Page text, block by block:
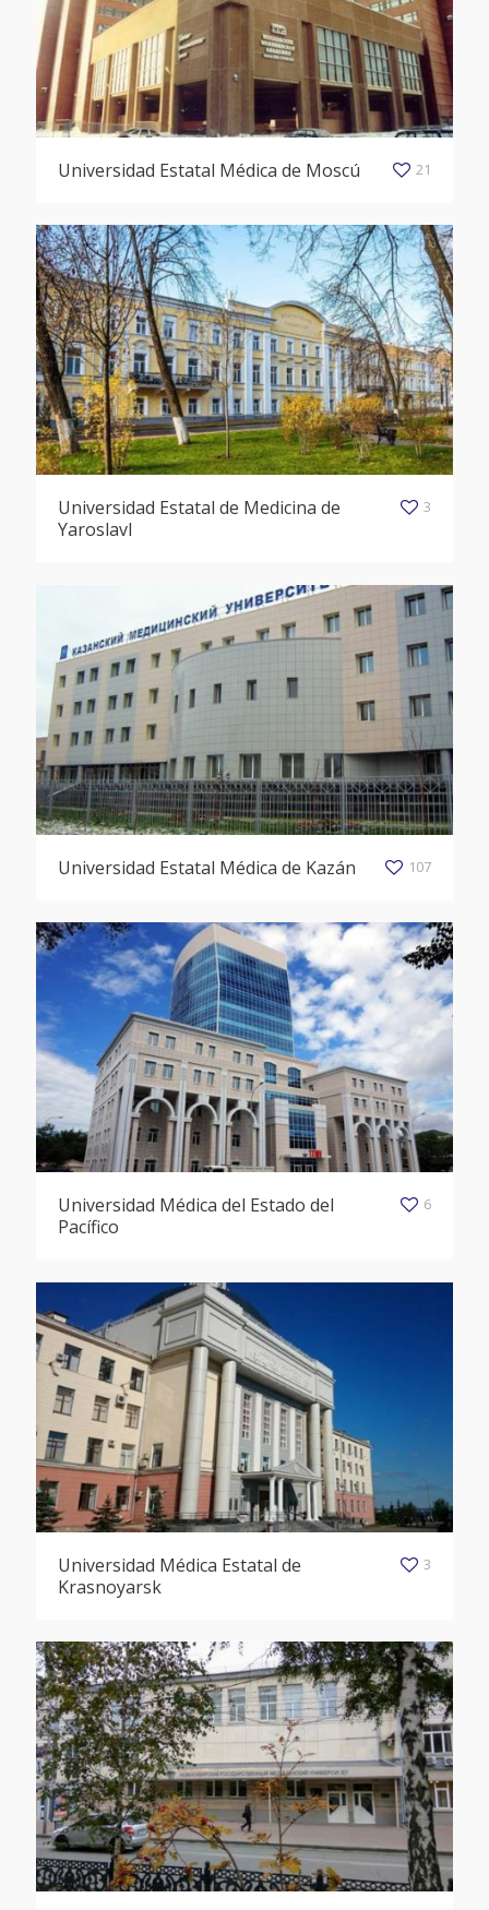
Universidad Estatal Médica de Moscú 21
Universidad Estatal de Medicina de
Yaroslavl
3
Universidad Estatal Médica de Kazán 107
Universidad Médica del Estado del
Pacífico
6
Universidad Médica Estatal de
Krasnoyarsk
3